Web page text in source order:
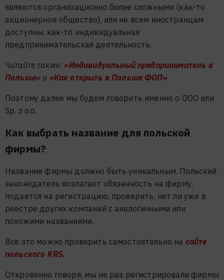
являются организационно более сложными (как-то
акционерное общество), или не всем иностранцам
доступны, как-то индивидуальная
предпринимательская деятельность.
Читайте также: «Индивидуальный предприниматель в
Польше» и «Как открыть в Польше ФОП»
Поэтому далее мы будем говорить именно о ООО или
Sp. z o.o.
Как выбрать название для польской
фирмы?
Название фирмы должно быть уникальным. Польский
законодатель возлагает обязанность на фирму,
подается на регистрацию, проверить, нет ли уже в
реестре других компаний с аналогичными или
похожими названиями.
Все это можно проверить самостоятельно на сайте
польского KRS.
Откровенно говоря, мы не раз регистрировали фирмы